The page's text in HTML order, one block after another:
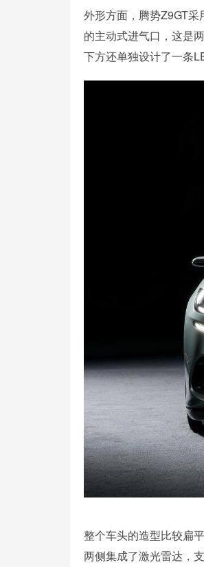
外形方面，腾势Z9GT采
的主动式进气口，这是
下方还单独设计了一条
整个车头的造型比较扁
两侧集成了激光雷达，